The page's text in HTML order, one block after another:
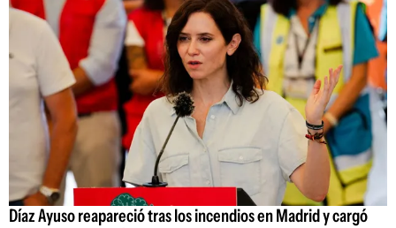
Díaz Ayuso reapareció tras los incendios en Madrid y cargó